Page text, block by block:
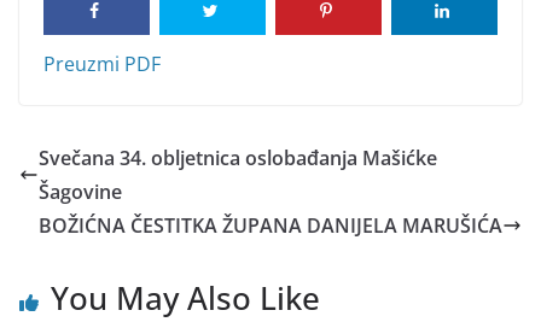
Preuzmi PDF
Svečana 34. obljetnica oslobađanja Mašićke
Šagovine
BOŽIĆNA ČESTITKA ŽUPANA DANIJELA MARUŠIĆA
You May Also Like